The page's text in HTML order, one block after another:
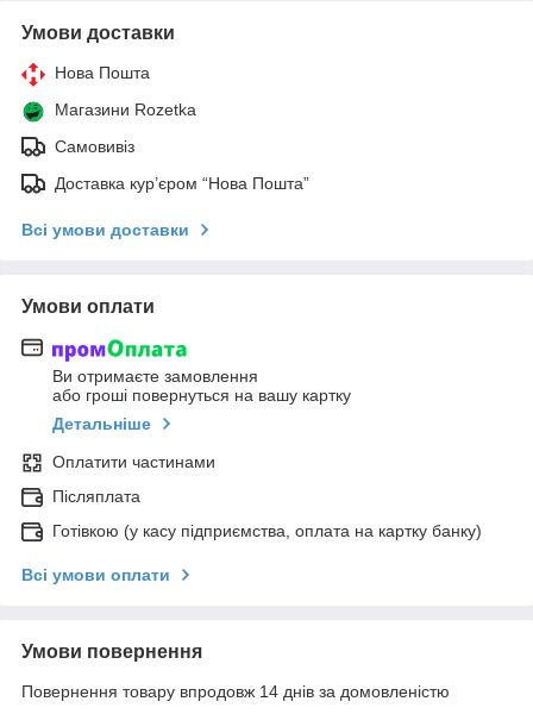
Умови доставки
Нова Пошта
Магазини Rozetka
Самовивіз
Доставка кур’єром “Нова Пошта”
Всі умови доставки
Умови оплати
Ви отримаєте замовлення
або гроші повернуться на вашу картку
Детальніше
Оплатити частинами
Післяплата
Готівкою (у касу підприємства, оплата на картку банку)
Всі умови оплати
Умови повернення
Повернення товару впродовж 14 днів за домовленістю